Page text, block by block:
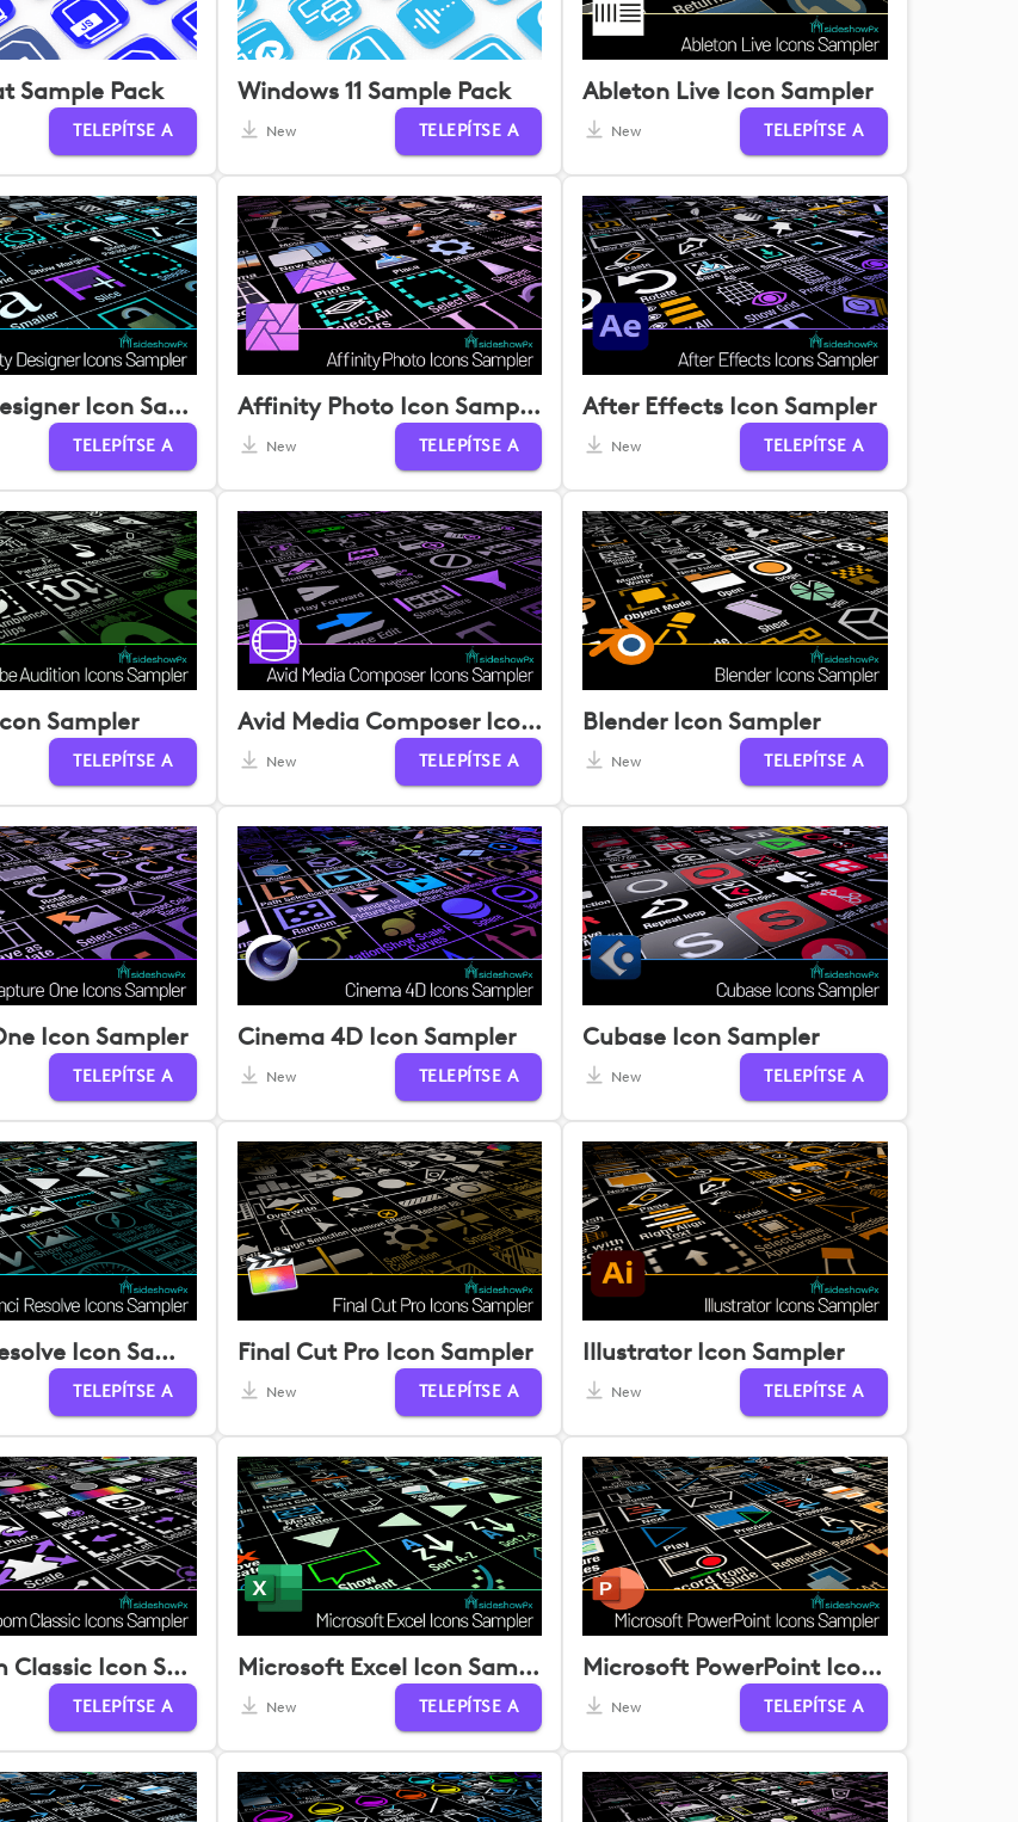
Sample Pack
TELEPÍTSE A
Windows 11 Sample Pack
New TELEPÍTSE A
Ableton Live Icon Sampler
New TELEPÍTSE A
Affinity Designer Icon Sampler
TELEPÍTSE A
Affinity Photo Icon Sampler
New TELEPÍTSE A
After Effects Icon Sampler
New TELEPÍTSE A
Sampler
TELEPÍTSE A
Avid Media Composer Icon Sampler
New TELEPÍTSE A
Blender Icon Sampler
New TELEPÍTSE A
Icon Sampler
TELEPÍTSE A
Cinema 4D Icon Sampler
New TELEPÍTSE A
Cubase Icon Sampler
New TELEPÍTSE A
Davinci Resolve Icon Sampler
TELEPÍTSE A
Final Cut Pro Icon Sampler
New TELEPÍTSE A
Illustrator Icon Sampler
New TELEPÍTSE A
Lightroom Classic Icon Sampler
TELEPÍTSE A
Microsoft Excel Icon Sampler
New TELEPÍTSE A
Microsoft PowerPoint Icon Sampler
New TELEPÍTSE A